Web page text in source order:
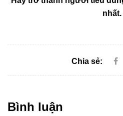
nhất.
Chia sẻ:
Bình luận